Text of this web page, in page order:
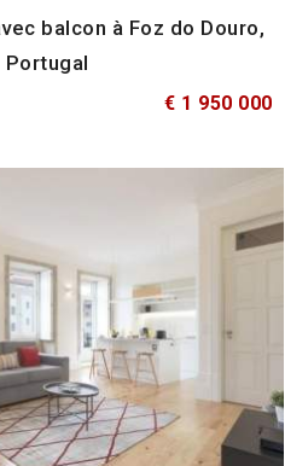
balcon à Foz do Douro,
Portugal
€ 1 950 000